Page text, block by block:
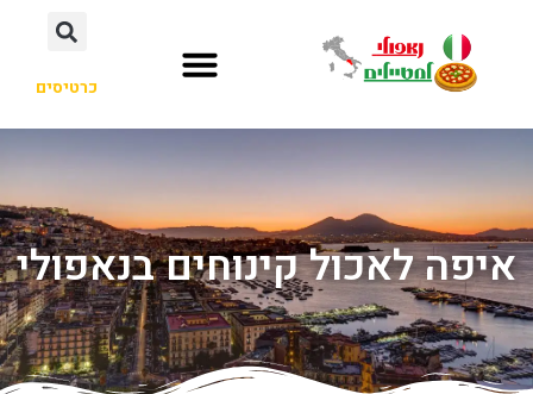
כרטיסים
איפה לאכול קינוחים בנאפולי